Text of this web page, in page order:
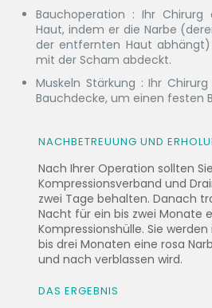
Bauchoperation : Ihr Chirurg
Haut, indem er die Narbe
der entfernten Haut
mit der Scham abdeckt.
Muskeln Stärkung : Ihr
Bauchdecke, um einen festen
NACHBETREUUNG UND
Nach Ihrer Operation sollten
Kompressionsverband und
zwei Tage behalten. Danach
Nacht für ein bis zwei Monate
Kompressionshülle. Sie
bis drei Monaten eine rosa
und nach verblassen wird.
DAS ERGEBNIS